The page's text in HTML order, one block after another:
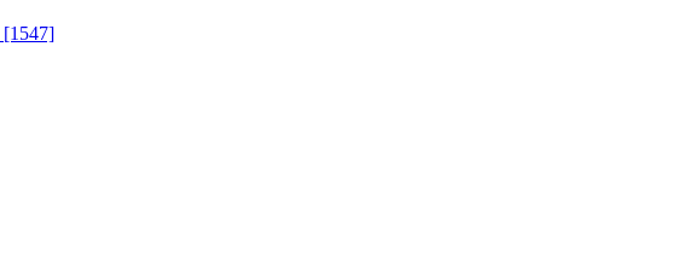
[1547]